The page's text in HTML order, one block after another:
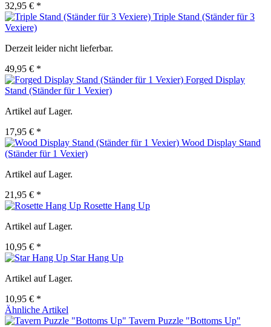
32,95 € *
Triple Stand (Ständer für 3
Vexiere)
Derzeit leider nicht lieferbar.
49,95 € *
Forged Display
Stand (Ständer für 1 Vexier)
Artikel auf Lager.
17,95 € *
Wood Display Stand
(Ständer für 1 Vexier)
Artikel auf Lager.
21,95 € *
Rosette Hang Up
Artikel auf Lager.
10,95 € *
Star Hang Up
Artikel auf Lager.
10,95 € *
Ähnliche Artikel
Tavern Puzzle "Bottoms Up"